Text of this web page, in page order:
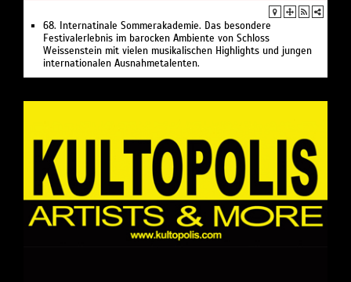
68. Internatinale Sommerakademie. Das besondere
Festivalerlebnis im barocken Ambiente von Schloss
Weissenstein mit vielen musikalischen Highlights und jungen
internationalen Ausnahmetalenten.